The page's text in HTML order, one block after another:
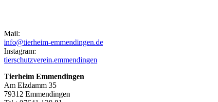
Mail:
info@tierheim-emmendingen.de
Instagram:
tierschutzverein.emmendingen
Tierheim Emmendingen
Am Elzdamm 35
79312 Emmendingen